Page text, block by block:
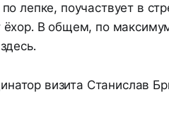
лепке, поучаствует в
В общем, по
визита Станислав